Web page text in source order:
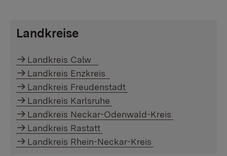
Landkreise
Landkreis Calw
Landkreis Enzkreis
Landkreis Freudenstadt
Landkreis Karlsruhe
Landkreis Neckar-Odenwald-Kreis
Landkreis Rastatt
Landkreis Rhein-Neckar-Kreis